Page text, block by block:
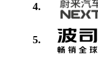
4.
5.